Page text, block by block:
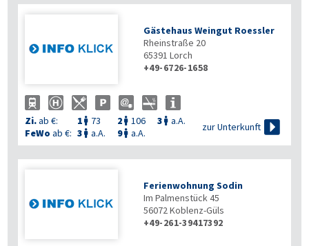
Gästehaus Weingut Roessler
Rheinstraße 20
65391 Lorch
+49-6726-1658
Zi.ab €: 1  73 2  106 3  a.A.
FeWo ab €: 3  a.A. 9 a.A.
zur Unterkunft 
Ferienwohnung Sodin
Im Palmenstück 45
56072Koblenz-Güls
+49-261-39417392